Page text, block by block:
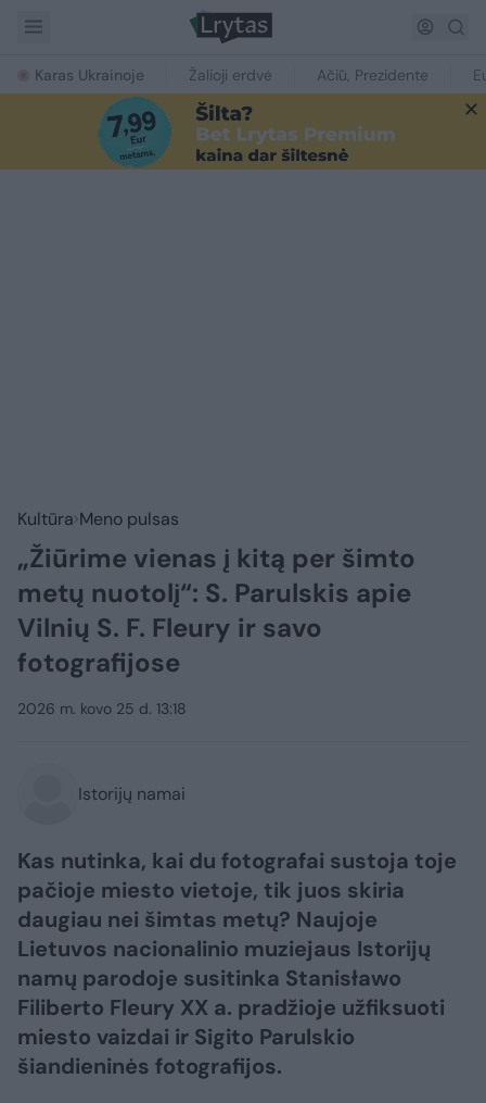
Karas Ukrainoje Žalioji erdvė Ačiū, Prezidente
Kultūra Meno pulsas
„Žiūrime vienas į kitą per šimto
metų nuotolį“: S. Parulskis apie
Vilnių S. F. Fleury ir savo
fotografijose
2026 m. kovo 25 d. 13:18
Istorijų namai
Kas nutinka, kai du fotografai sustoja toje
pačioje miesto vietoje, tik juos skiria
daugiau nei šimtas metų? Naujoje
Lietuvos nacionalinio muziejaus Istorijų
namų parodoje susitinka Stanisławo
Filiberto Fleury XX a. pradžioje užfiksuoti
miesto vaizdai ir Sigito Parulskio
šiandieninės fotografijos.